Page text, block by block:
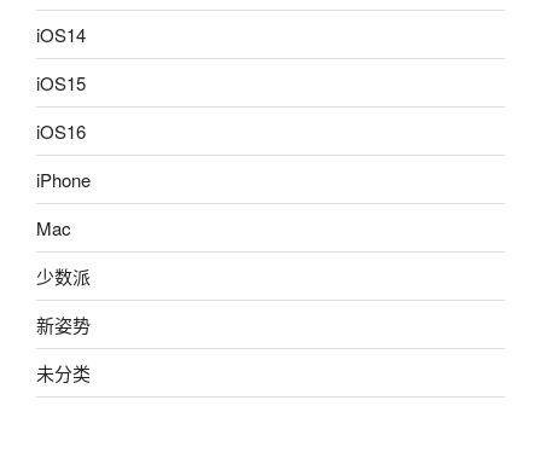
iOS14
iOS15
iOS16
iPhone
Mac
少数派
新姿势
未分类